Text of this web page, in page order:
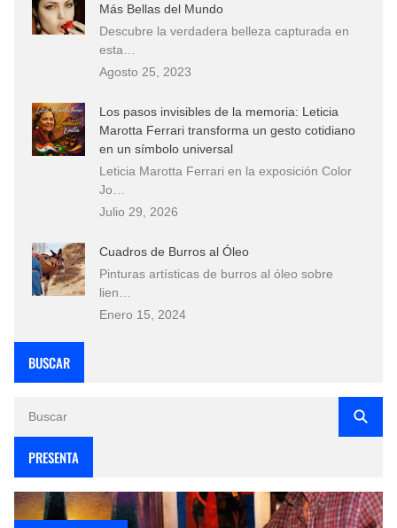
Más Bellas del Mundo
Descubre la verdadera belleza capturada en
esta…
Agosto 25, 2023
Los pasos invisibles de la memoria: Leticia
Marotta Ferrari transforma un gesto cotidiano
en un símbolo universal
Leticia Marotta Ferrari en la exposición Color
Jo…
Julio 29, 2026
Cuadros de Burros al Óleo
Pinturas artísticas de burros al óleo sobre
lien…
Enero 15, 2024
BUSCAR
PRESENTA